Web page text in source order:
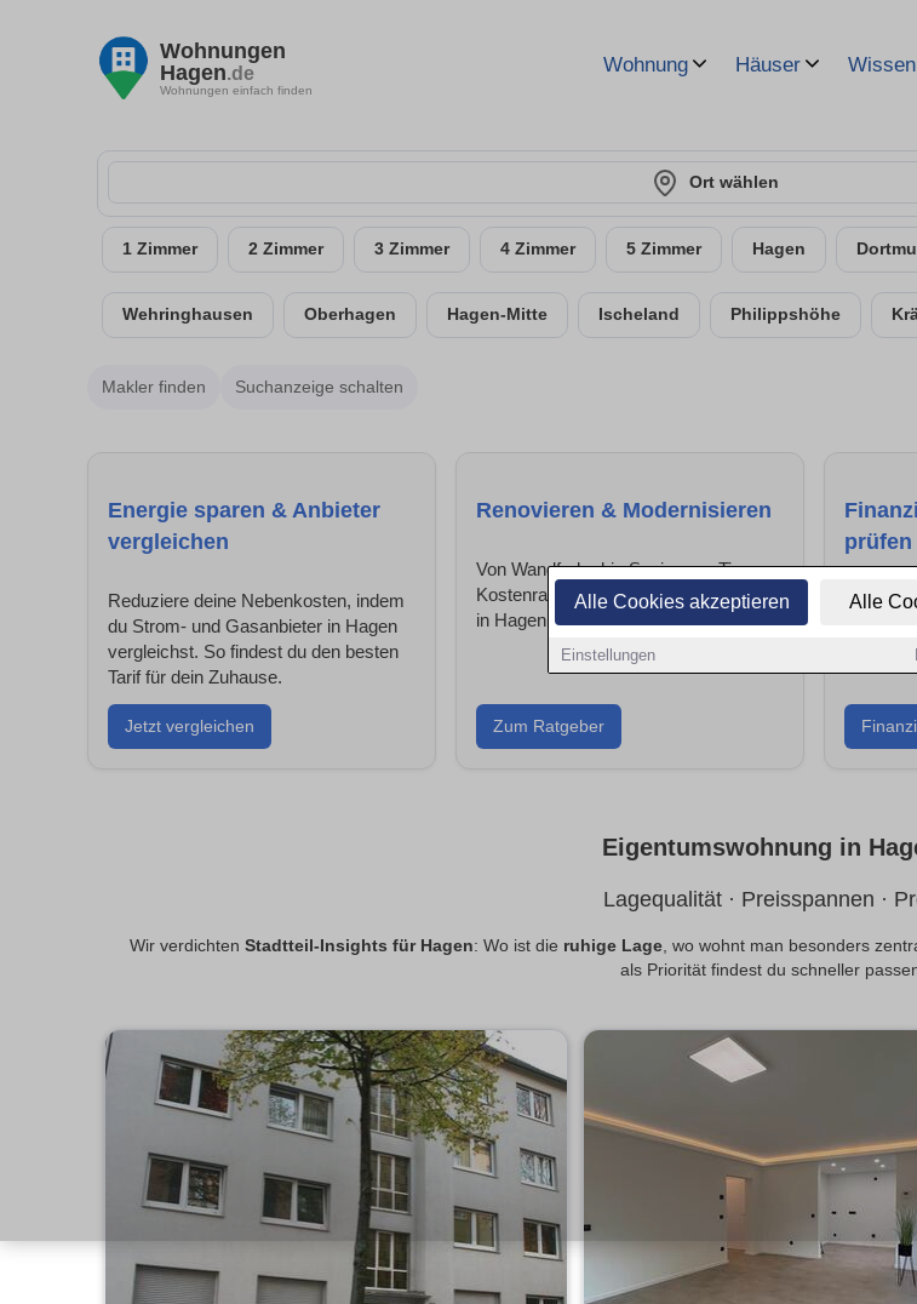
Alle Cookies akzeptieren Alle
Einstellungen
Wohnungen
Hagen.de
Wohnungen einfach finden
Wohnung Häuser Wissen
Ort wählen
1 Zimmer 2 Zimmer 3 Zimmer 4 Zimmer 5 Zimmer Hagen
Wehringhausen Oberhagen Hagen-Mitte Ischeland Philippshöhe
Makler finden Suchanzeige schalten
Energie sparen & Anbieter
vergleichen
Reduziere deine Nebenkosten, indem
du Strom- und Gasanbieter in Hagen
vergleichst. So findest du den besten
Tarif für dein Zuhause.
Jetzt vergleichen
Renovieren & Modernisieren
Von Wandfarbe bis Sanierung: Tipps,
Kostenrahmen und Handwerkersuche
in Hagen für dein Projekt.
Zum Ratgeber
prüfen
Was
Hagen
Eigentumswohnung in
Lagequalität · Preisspannen ·
Wir verdichten Stadtteil-Insights für Hagen: Wo ist die ruhige Lage, wo wohnt man besonders
als Priorität findest du schneller